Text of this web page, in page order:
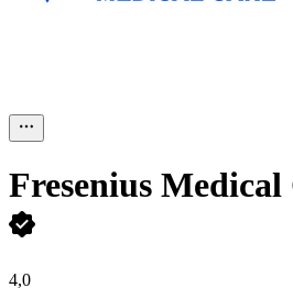
Fresenius Medical
4,0